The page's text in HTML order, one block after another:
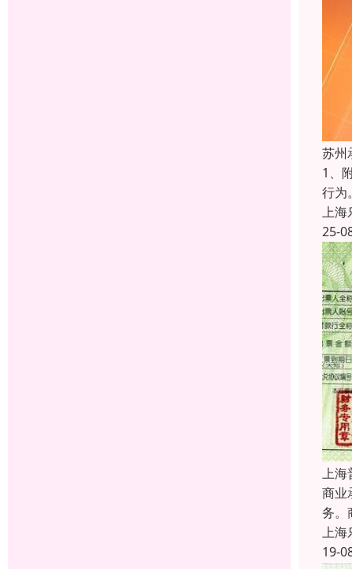
苏州
1、
行为
上海
25-
上海
商业
务。
上海
19-